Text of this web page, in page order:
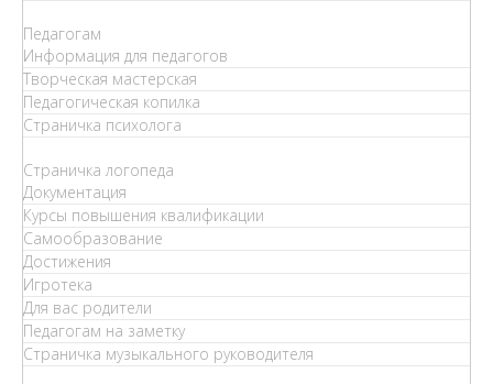
Педагогам
Информация для педагогов
Творческая мастерская
Педагогическая копилка
Страничка психолога
Страничка логопеда
Документация
Курсы повышения квалификации
Самообразование
Достижения
Игротека
Для вас родители
Педагогам на заметку
Страничка музыкального руководителя